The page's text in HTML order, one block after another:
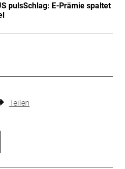
pulsSchlag: E-Prämie spaltet
Teilen